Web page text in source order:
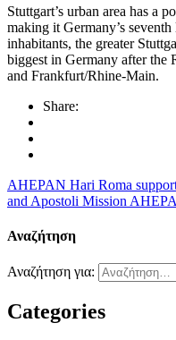
Stuttgart’s urban area has a
making it Germany’s
inhabitants, the greater
biggest in Germany after the
and Frankfurt/Rhine-Main.
Share:
AHEPAN Hari Roma
and Apostoli Mission
Αναζήτηση
Αναζήτηση για:
Categories